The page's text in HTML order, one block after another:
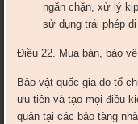
ngăn chặn, xử lý
sử dụng trái phép
Điều 22. Mua bán, bảo
Bảo vật quốc gia do tổ
ưu tiên và tạo mọi điều
quản tại các bảo tàng